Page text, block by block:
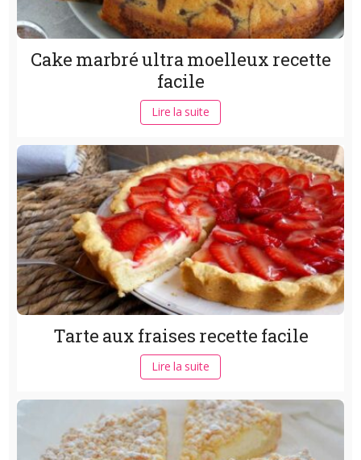
Cake marbré ultra moelleux recette
facile
Lire la suite
Tarte aux fraises recette facile
Lire la suite